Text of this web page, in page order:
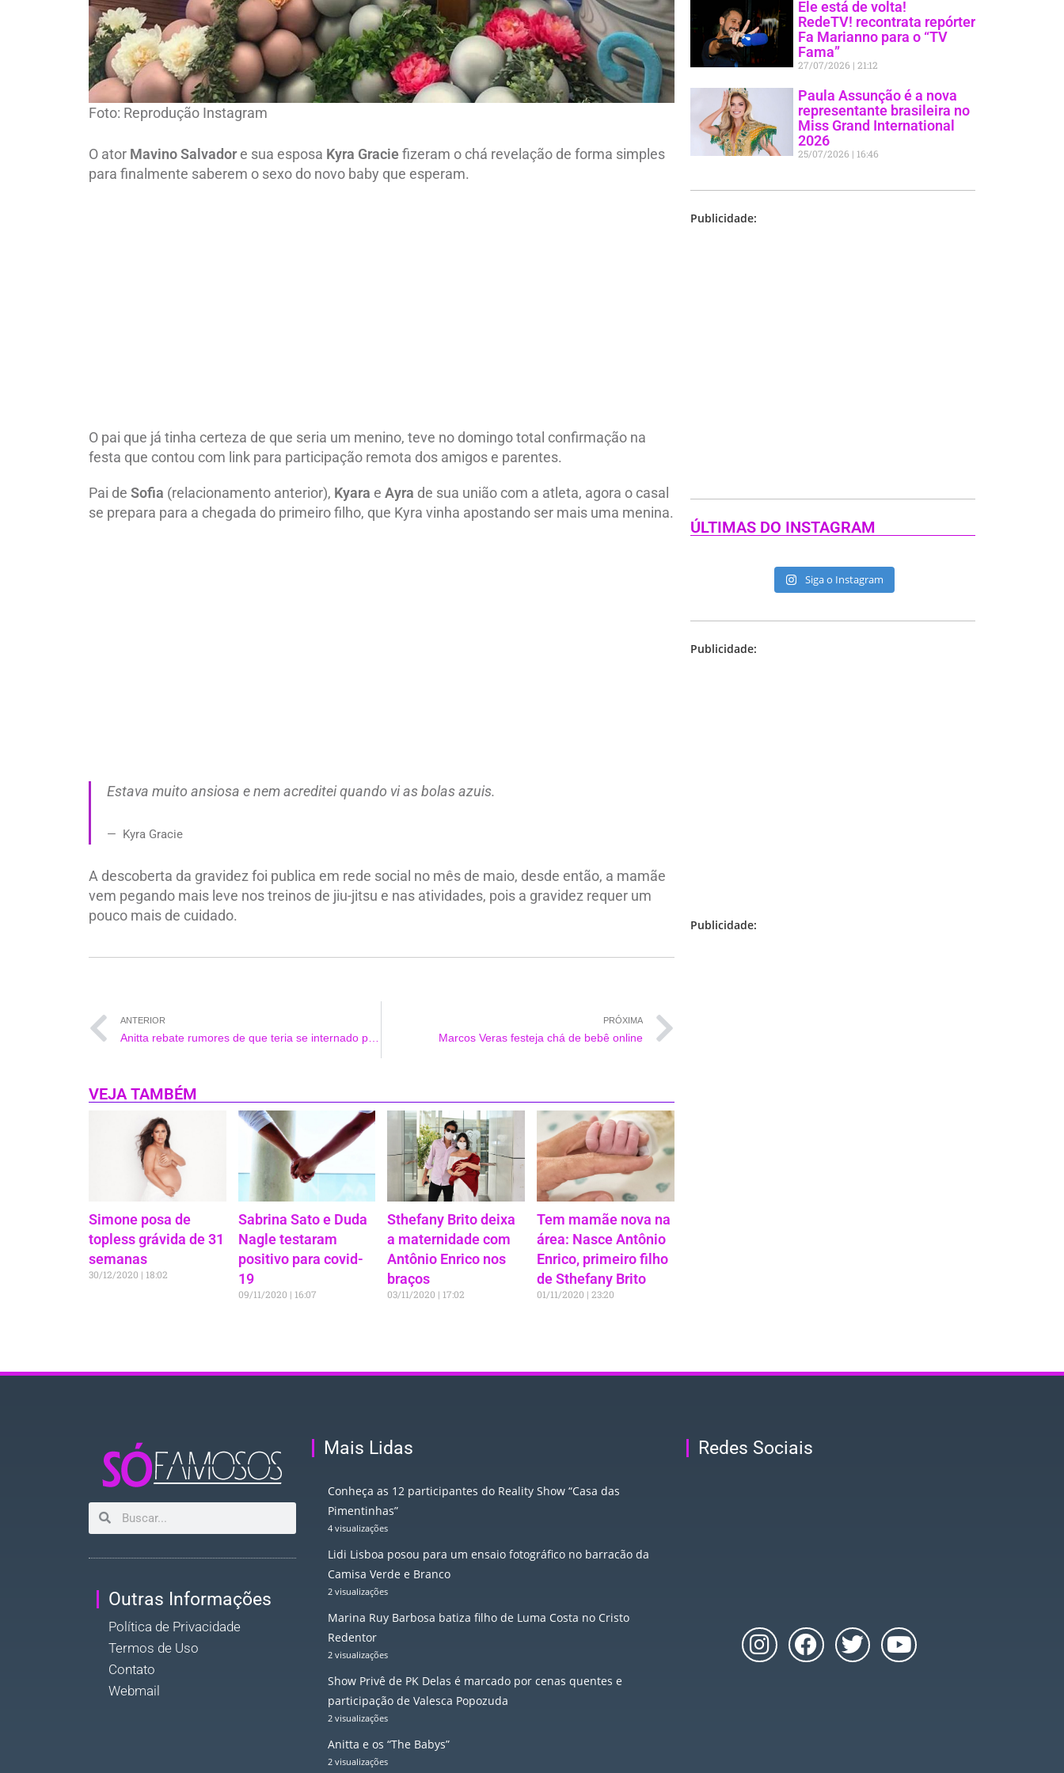
Foto: Reprodução Instagram
O ator Mavino Salvadore sua esposa Kyra Graciefizeram o chá revelação de forma simples
para finalmente saberem o sexo do novo baby que esperam.
O pai que já tinha certeza de que seria um menino, teve no domingo total confirmação na
festa que contou com link para participação remota dos amigos e parentes.
Pai de Sofia (relacionamento anterior), Kyara e Ayra de sua união com a atleta, agora o casal
se prepara para a chegada do primeiro filho, que Kyra vinha apostando ser mais uma menina.
Estava muito ansiosa e nem acreditei quando vi as bolas azuis.
Kyra Gracie
A descoberta da gravidez foi publica em rede social no mês de maio, desde então, a mamãe
vem pegando mais leve nos treinos de jiu-jitsu e nas atividades, pois a gravidez requer um
pouco mais de cuidado.
ANTERIOR PRÓXIMA
Marcos Veras festeja chá de bebê online
VEJA TAMBÉM
Simone posa de
topless grávida de 31
semanas
30/12/2020 18:02
Sabrina Sato e Duda
Nagle testaram
positivo para covid-
19
09/11/2020 16:07
Sthefany Brito deixa
a maternidade com
Antônio Enrico nos
braços
03/11/2020 17:02
Tem mamãe nova na
área: Nasce Antônio
Enrico, primeiro filho
de Sthefany Brito
01/11/2020 23:20
Ele está de volta!
RedeTV! recontrata repórter
Fa Marianno para o “TV
Fama”
27/07/2026 21:12
Paula Assunção é a nova
representante brasileira no
Miss Grand International
2026
25/07/2026 16:46
Publicidade:
ÚLTIMAS DO INSTAGRAM
Siga o Instagram
Publicidade:
Publicidade:
Outras Informações
Política de Privacidade
Termos de Uso
Contato
Webmail
Mais Lidas
Conheça as 12 participantes do Reality Show “Casa das
Pimentinhas”
4 visualizações
Lidi Lisboa posou para um ensaio fotográfico no barracão da
Camisa Verde e Branco
2 visualizações
Marina Ruy Barbosa batiza filho de Luma Costa no Cristo
Redentor
2 visualizações
Show Privê de PK Delas é marcado por cenas quentes e
participação de Valesca Popozuda
2 visualizações
Anitta e os “The Babys”
2 visualizações
Redes Sociais